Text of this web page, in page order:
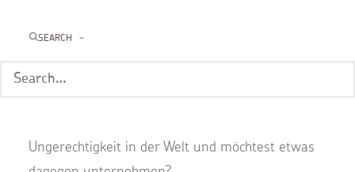
SEARCH
Du möchtest dich sozial engagieren für
Ungerechtigkeit in der Welt und möchtest etwas